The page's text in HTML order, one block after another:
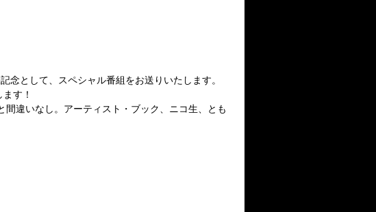
念として、スペシャル番組をお送りいたします。
す！
間違いなし。アーティスト・ブック、ニコ生、とも